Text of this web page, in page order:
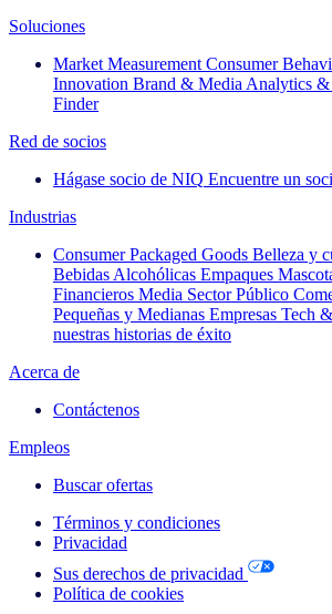
Soluciones
Market Measurement Consumer
Innovation Brand & Media Analytics
Finder
Red de socios
Hágase socio de NIQ Encuentre un
Industrias
Consumer Packaged Goods Belleza y
Bebidas Alcohólicas Empaques
Financieros Media Sector Público
Pequeñas y Medianas Empresas Tech
nuestras historias de éxito
Acerca de
Contáctenos
Empleos
Buscar ofertas
Términos y condiciones
Privacidad
Sus derechos de privacidad
Política de cookies